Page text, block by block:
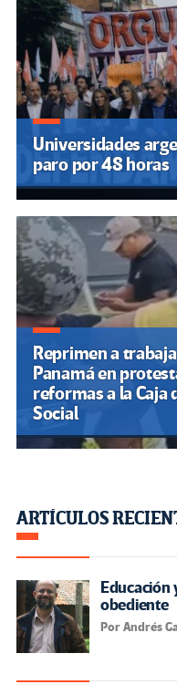
Universidades
paro por 48 horas
Reprimen a
Panamá en
reformas a la Caja
Social
ARTÍCULOS
obediente
Por Andrés